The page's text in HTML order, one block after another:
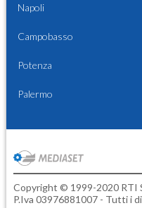
Napoli
Campobasso
Potenza
Palermo
Copyright © 1999-2020 RTI
P.Iva 03976881007 - Tutti i